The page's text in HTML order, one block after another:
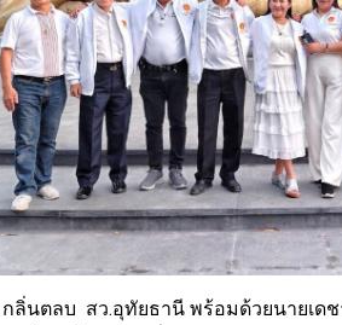
ลิ่นตลบ สว.อุทัยธานี พร้อมด้วยนายเด